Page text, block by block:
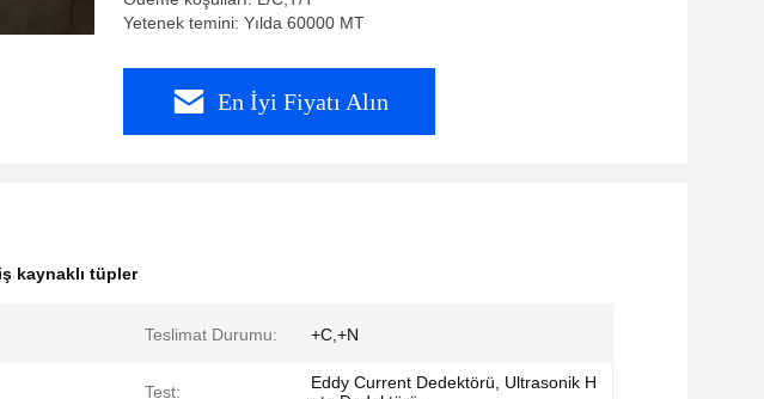
Yetenek temini: Yılda 60000 MT
En İyi Fiyatı Alın
kaynaklı tüpler
Teslimat Durumu: +C,+N
Test:
Eddy Current Dedektörü, Ultrasonik H